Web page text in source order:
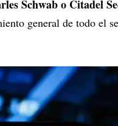
Schwab o Citadel
general de todo el